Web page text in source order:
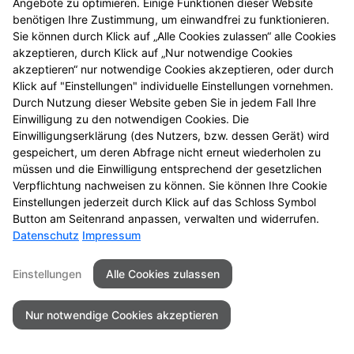
Dieser Bonus wird Ihnen beim 10. Einkauf
angerechnet. Ihr Vertrauen wird also belohnt!
Sie können Ihren Treuepass gleichhieronline
bestellen. Wir senden Ihnen diesen dann per Post zu.
Füllen Sie bitte das Formular in unserem
Kontaktbereichaus und senden es uns per E-Mail zu.
Kontakt Impressum
Datenschutz
Barrierefreiheit
©2026Schwanen-Apotheke
Angebote zu optimieren. Einige Funktionen dieser Website
benötigen Ihre Zustimmung, um einwandfrei zu funktionieren.
Sie können durch Klick auf „Alle Cookies zulassen“ alle Cookies
akzeptieren, durch Klick auf „Nur notwendige Cookies
akzeptieren“ nur notwendige Cookies akzeptieren, oder durch
Klick auf "Einstellungen" individuelle Einstellungen vornehmen.
Durch Nutzung dieser Website geben Sie in jedem Fall Ihre
Einwilligung zu den notwendigen Cookies. Die
Einwilligungserklärung (des Nutzers, bzw. dessen Gerät) wird
gespeichert, um deren Abfrage nicht erneut wiederholen zu
müssen und die Einwilligung entsprechend der gesetzlichen
Verpflichtung nachweisen zu können. Sie können Ihre Cookie
Einstellungen jederzeit durch Klick auf das Schloss Symbol
Button am Seitenrand anpassen, verwalten und widerrufen.
Datenschutz Impressum
Einstellungen Alle Cookies zulassen
Nur notwendige Cookies akzeptieren